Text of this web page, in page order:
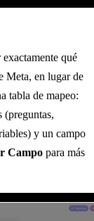
qué
Meta, en lugar de
tabla de mapeo:
(preguntas,
y un campo
Campo para más